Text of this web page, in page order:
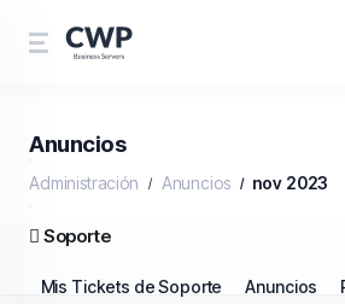
Anuncios
Administración Anuncios nov 2023
Soporte
Mis Tickets de Soporte Anuncios